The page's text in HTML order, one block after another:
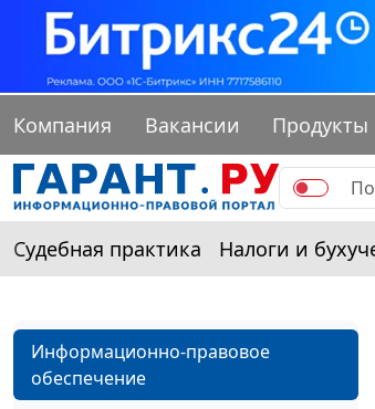
Компания Вакансии Продукты
Судебная практика Налоги и
Информационно-правовое
обеспечение